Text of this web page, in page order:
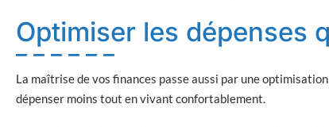
Optimiser les dépenses
La maîtrise de vos finances passe aussi par une
dépenser moins tout en vivant confortablement.